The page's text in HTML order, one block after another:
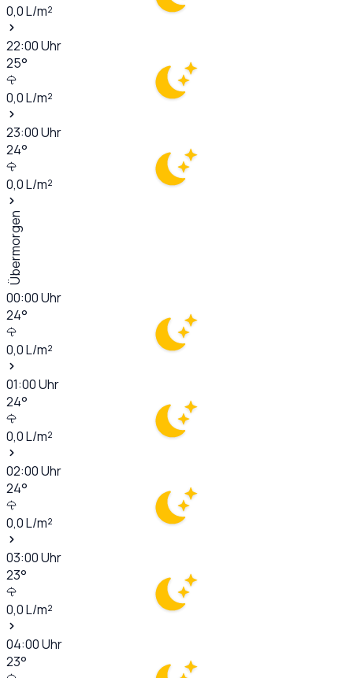
0,0L/m²
22:00Uhr
25°
0,0L/m²
23:00Uhr
24°
0,0L/m²
Übermorgen
00:00Uhr
24°
0,0L/m²
01:00Uhr
24°
0,0L/m²
02:00Uhr
24°
0,0L/m²
03:00Uhr
23°
0,0L/m²
04:00Uhr
23°